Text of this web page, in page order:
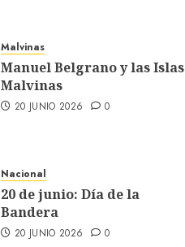
Malvinas
Manuel Belgrano y las Islas
Malvinas
20 JUNIO 2026 0
Nacional
20 de junio: Día de la
Bandera
20 JUNIO 2026 0